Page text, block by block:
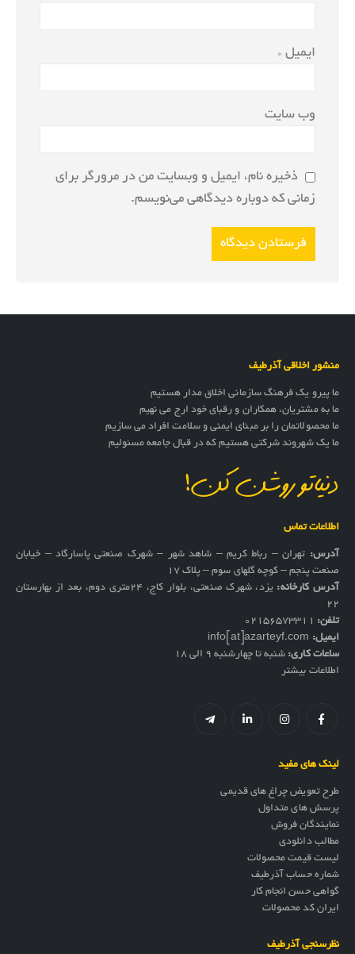
ایمیل *
وب‌ سایت
ذخیره نام، ایمیل و وبسایت من در مرورگر برای
زمانی که دوباره دیدگاهی می‌نویسم.
منشور اخلاقی آذرطیف
ما پیرو یک فرهنگ سازمانی اخلاق مدار هستیم
ما به مشتریان، همکاران و رقبای خود ارج می نهیم
ما محصولاتمان را بر مبنای ایمنی و سلامت افراد می سازیم
ما یک شهروند شرکتی هستیم که در قبال جامعه مسئولیم
دنیاتو روشن کن!
اطلاعات تماس
آدرس: تهران – رباط کریم – شاهد شهر – شهرک صنعتی پاسارگاد – خیابان
صنعت پنجم – کوچه گلهای سوم – پلاک 17
آدرس کارخانه:
یزد، شهرک صنعتی، بلوار کاج، ۲۴متری دوم، بعد از بهارستان
۲۲
تلفن: 02156573311
ایمیل: info[at]azarteyf.com
ساعات کاری: شنبه تا چهارشنبه 9 الی 18
اطلاعات بیشتر
لینک های مفید
طرح تعویض چراغ های قدیمی
پرسش های متداول
نمایندگان فروش
مطالب دانلودی
لیست قیمت محصولات
شماره حساب آذرطیف
گواهی حسن انجام کار
ایران کد محصولات
نظرسنجی آذرطیف